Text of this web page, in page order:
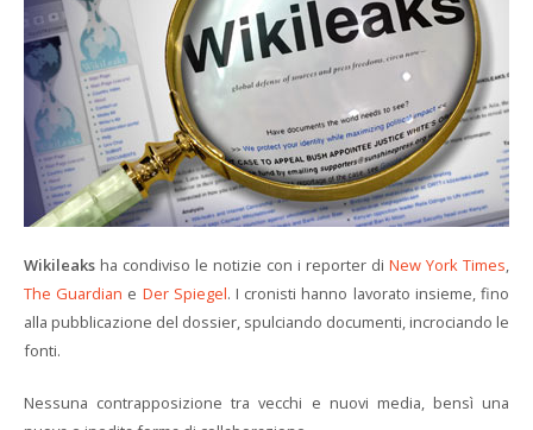
Wikileaks ha condiviso le notizie con i reporter di New York Times,
The Guardian e Der Spiegel. I cronisti hanno lavorato insieme, fino
alla pubblicazione del dossier, spulciando documenti, incrociando le
fonti.
Nessuna contrapposizione tra vecchi e nuovi media, bensì una